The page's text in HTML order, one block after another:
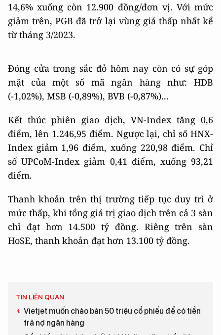
14,6% xuống còn 12.900 đồng/đơn vị. Với mức
giảm trên, PGB đã trở lại vùng giá thấp nhất kể
từ tháng 3/2023.
Đóng cửa trong sắc đỏ hôm nay còn có sự góp
mặt của một số mã ngân hàng như: HDB
(-1,02%), MSB (-0,89%), BVB (-0,87%)...
Kết thúc phiên giao dịch, VN-Index tăng 0,6
điểm, lên 1.246,95 điểm. Ngược lại, chỉ số HNX-
Index giảm 1,96 điểm, xuống 220,98 điểm. Chỉ
số UPCoM-Index giảm 0,41 điểm, xuống 93,21
điểm.
Thanh khoản trên thị trường tiếp tục duy trì ở
mức thấp, khi tổng giá trị giao dịch trên cả 3 sàn
chỉ đạt hơn 14.500 tỷ đồng. Riêng trên sàn
HoSE, thanh khoản đạt hơn 13.100 tỷ đồng.
TIN LIÊN QUAN
Vietjet muốn chào bán 50 triệu cổ phiếu để có tiền
trả nợ ngân hàng